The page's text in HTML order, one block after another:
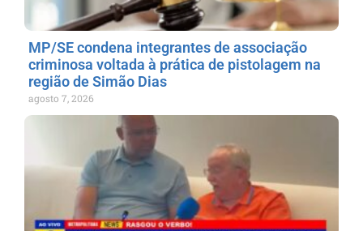
MP/SE condena integrantes de associação
criminosa voltada à prática de pistolagem na
região de Simão Dias
agosto 7, 2026